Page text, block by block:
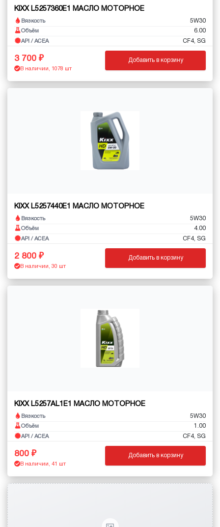
KIXX L5257360E1 МАСЛО МОТОРНОЕ
Вязкость 5W30
Объём 6.00
API / ACEA CF4, SG
3 700
В наличии, 1078 шт
Добавить в корзину
KIXX L5257440E1 МАСЛО МОТОРНОЕ
Вязкость 5W30
Объём 4.00
API / ACEA CF4, SG
2 800
В наличии, 30 шт
Добавить в корзину
KIXX L5257AL1E1 МАСЛО МОТОРНОЕ
Вязкость 5W30
Объём 1.00
API / ACEA CF4, SG
800
В наличии, 41 шт
Добавить в корзину